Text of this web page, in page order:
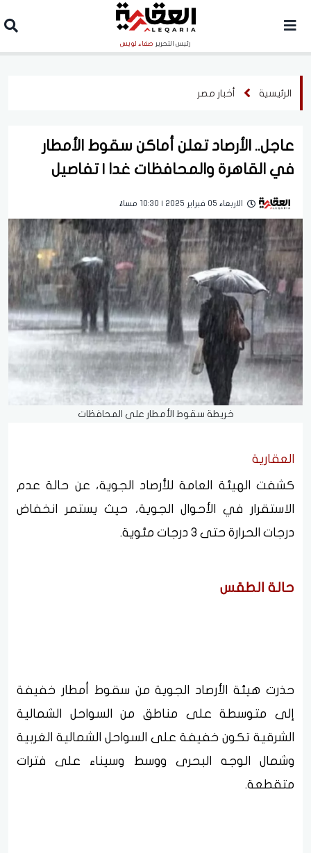
رئيس التحرير صفاء لويس
الرئيسية أخبار مصر
عاجل.. الأرصاد تعلن أماكن سقوط الأمطار
في القاهرة والمحافظات غدا | تفاصيل
الاربعاء 05 فبراير 2025 | 10:30 مساءً
خريطة سقوط الأمطار على المحافظات
العقارية
كشفت الهيئة العامة للأرصاد الجوية، عن حالة عدم
الاستقرار في الأحوال الجوية، حيث يستمر انخفاض
درجات الحرارة حتى 3 درجات مئوية.
حالة الطقس
حذرت هيئة الأرصاد الجوية من سقوط أمطار خفيفة
إلى متوسطة على مناطق من السواحل الشمالية
الشرقية تكون خفيفة على السواحل الشمالية الغربية
وشمال الوجه البحرى ووسط وسيناء على فترات
متقطعة.